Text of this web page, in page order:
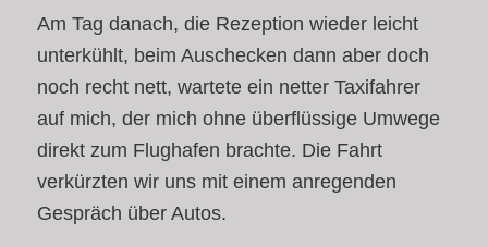
Am Tag danach, die Rezeption wieder leicht
unterkühlt, beim Auschecken dann aber doch
noch recht nett, wartete ein netter Taxifahrer
auf mich, der mich ohne überflüssige Umwege
direkt zum Flughafen brachte. Die Fahrt
verkürzten wir uns mit einem anregenden
Gespräch über Autos.